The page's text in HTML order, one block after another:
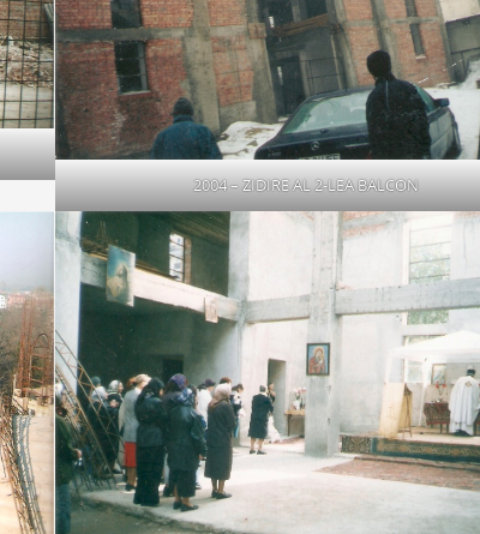
2004 – ZIDIRE AL 2-LEA BALCON